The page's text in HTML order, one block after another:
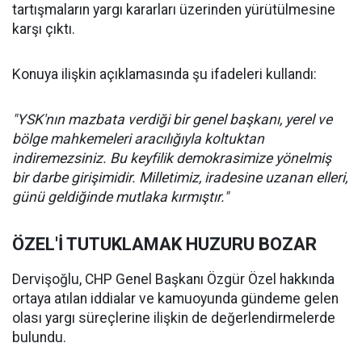
tartışmaların yargı kararları üzerinden yürütülmesine
karşı çıktı.
Konuya ilişkin açıklamasında şu ifadeleri kullandı:
"YSK'nın mazbata verdiği bir genel başkanı, yerel ve
bölge mahkemeleri aracılığıyla koltuktan
indiremezsiniz. Bu keyfilik demokrasimize yönelmiş
bir darbe girişimidir. Milletimiz, iradesine uzanan elleri,
günü geldiğinde mutlaka kırmıştır."
ÖZEL'İ TUTUKLAMAK HUZURU BOZAR
Dervişoğlu, CHP Genel Başkanı Özgür Özel hakkında
ortaya atılan iddialar ve kamuoyunda gündeme gelen
olası yargı süreçlerine ilişkin de değerlendirmelerde
bulundu.